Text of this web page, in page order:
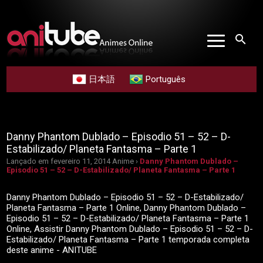
search
日本語 Português
Danny Phantom Dublado – Episodio 51 – 52 – D-
Estabilizado/ Planeta Fantasma – Parte 1
Lançado em fevereiro 11, 2014 Anime › Danny Phantom Dublado –
Episodio 51 – 52 – D-Estabilizado/ Planeta Fantasma – Parte 1
Danny Phantom Dublado – Episodio 51 – 52 – D-Estabilizado/
Planeta Fantasma – Parte 1 Online, Danny Phantom Dublado –
Episodio 51 – 52 – D-Estabilizado/ Planeta Fantasma – Parte 1
Online, Assistir Danny Phantom Dublado – Episodio 51 – 52 – D-
Estabilizado/ Planeta Fantasma – Parte 1 temporada completa
deste anime - ANITUBE